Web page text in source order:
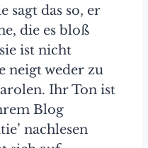
sagt das so, er
die es bloß
ist nicht
neigt weder zu
Ihr Ton ist
Blog
nachlesen